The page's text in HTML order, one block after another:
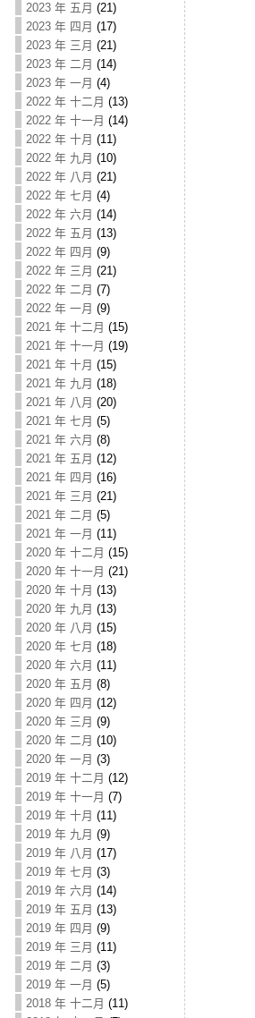
2023 年 五月 (21)
2023 年 四月 (17)
2023 年 三月 (21)
2023 年 二月 (14)
2023 年 一月 (4)
2022 年 十二月 (13)
2022 年 十一月 (14)
2022 年 十月 (11)
2022 年 九月 (10)
2022 年 八月 (21)
2022 年 七月 (4)
2022 年 六月 (14)
2022 年 五月 (13)
2022 年 四月 (9)
2022 年 三月 (21)
2022 年 二月 (7)
2022 年 一月 (9)
2021 年 十二月 (15)
2021 年 十一月 (19)
2021 年 十月 (15)
2021 年 九月 (18)
2021 年 八月 (20)
2021 年 七月 (5)
2021 年 六月 (8)
2021 年 五月 (12)
2021 年 四月 (16)
2021 年 三月 (21)
2021 年 二月 (5)
2021 年 一月 (11)
2020 年 十二月 (15)
2020 年 十一月 (21)
2020 年 十月 (13)
2020 年 九月 (13)
2020 年 八月 (15)
2020 年 七月 (18)
2020 年 六月 (11)
2020 年 五月 (8)
2020 年 四月 (12)
2020 年 三月 (9)
2020 年 二月 (10)
2020 年 一月 (3)
2019 年 十二月 (12)
2019 年 十一月 (7)
2019 年 十月 (11)
2019 年 九月 (9)
2019 年 八月 (17)
2019 年 七月 (3)
2019 年 六月 (14)
2019 年 五月 (13)
2019 年 四月 (9)
2019 年 三月 (11)
2019 年 二月 (3)
2019 年 一月 (5)
2018 年 十二月 (11)